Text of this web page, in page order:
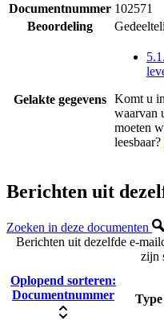
Documentnummer 102571
Beoordeling
Gelakte gegevens Komt u
waarvan
moeten
leesbaar?
Berichten uit
Zoeken in deze documenten
Berichten uit dezelfde e-
zijn
Oplopend sorteren:
Documentnummer
Type